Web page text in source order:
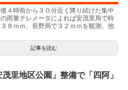
４時前から３０分近く降り続けた集中
雨量テレメータによれば安茂里局で時
８ｍｍ、長野局で３２ｍｍを観測。他
記事を読む
茂里地区公園」整備で「四阿」